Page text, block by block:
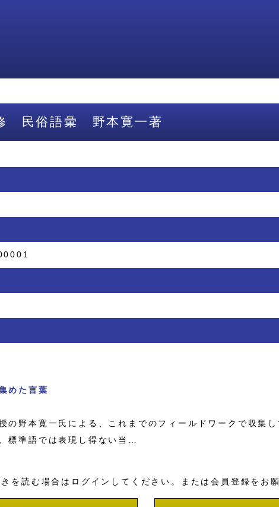
修 民俗語彙 野本寛一著
めた言葉
野本寛一氏による、これまでのフィールドワークで収集
標準語では表現し得ない当…
を読む場合はログインしてください。または会員登録をお